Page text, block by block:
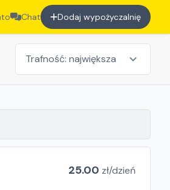
Chat Dodaj wypożyczalnię
25.00 zł/dzień